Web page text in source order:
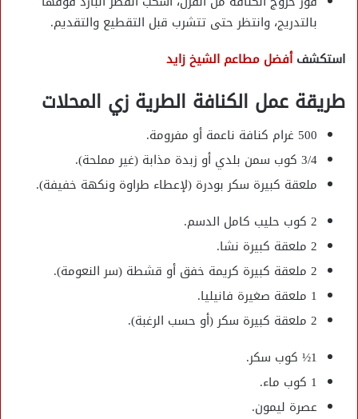
بالتدريج، وانتظر حتى تتشرب قبل التقطيع والتقديم.
استكشفأفضل مطاعم الشيخ زايد
طريقة عمل الكنافة الطرية زي المحلات
500 غرام كنافة ناعمة أو مفرومة.
3/4 كوب سمن بلدي أو زبدة مذابة (غير مملحة).
ملعقة كبيرة سكر بودرة (لإعطاء طراوة ونكهة خفيفة).
2 كوب حليب كامل الدسم.
2 ملعقة كبيرة نشا.
2 ملعقة كبيرة كريمة خفق أو قشطة (سر النعومة).
1 ملعقة صغيرة فانيليا.
2 ملعقة كبيرة سكر (أو حسب الرغبة).
1½ كوب سكر.
1 كوب ماء.
عصرة ليمون.